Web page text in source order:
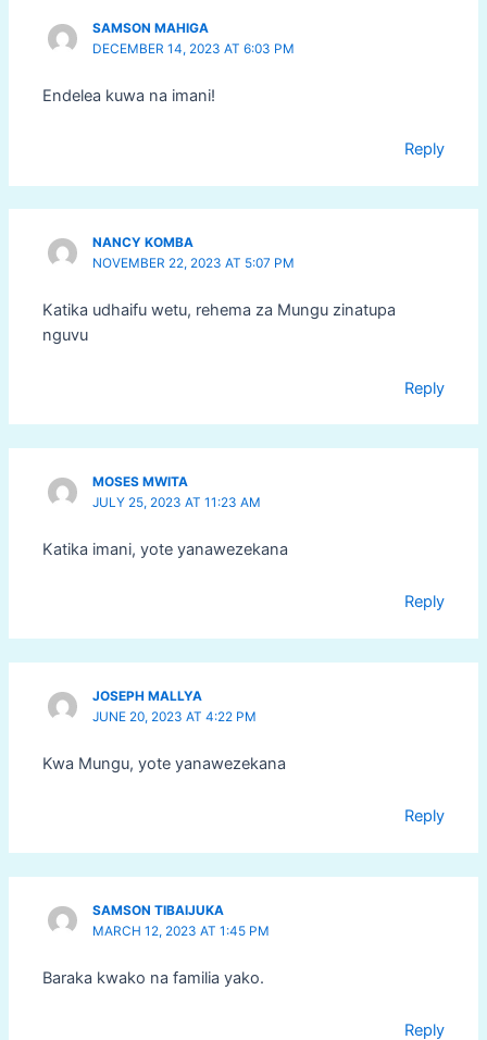
SAMSON MAHIGA
DECEMBER 14, 2023 AT 6:03 PM
Endelea kuwa na imani!
Reply
NANCY KOMBA
NOVEMBER 22, 2023 AT 5:07 PM
Katika udhaifu wetu, rehema za Mungu zinatupa
nguvu
Reply
MOSES MWITA
JULY 25, 2023 AT 11:23 AM
Katika imani, yote yanawezekana
Reply
JOSEPH MALLYA
JUNE 20, 2023 AT 4:22 PM
Kwa Mungu, yote yanawezekana
Reply
SAMSON TIBAIJUKA
MARCH 12, 2023 AT 1:45 PM
Baraka kwako na familia yako.
Reply